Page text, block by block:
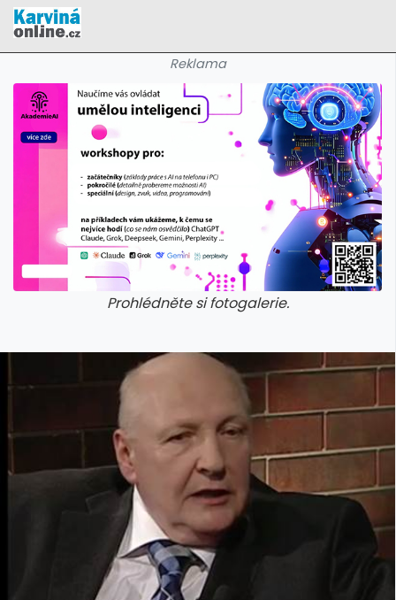
Reklama
Prohlédněte si fotogalerie.